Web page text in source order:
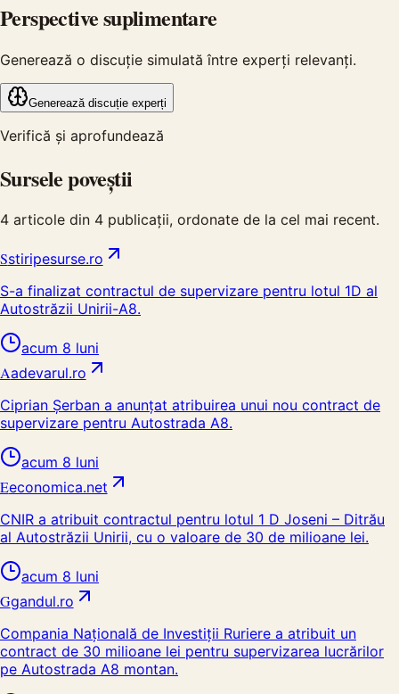
Perspective suplimentare
Generează o discuție simulată între experți relevanți.
Generează discuție experți
Verifică și aprofundează
Sursele poveștii
4 articole din 4 publicații, ordonate de la cel mai recent.
Sstiripesurse.ro
S-a finalizat contractul de supervizare pentru lotul 1D al
Autostrăzii Unirii-A8.
acum 8 luni
Aadevarul.ro
Ciprian Şerban a anunțat atribuirea unui nou contract de
supervizare pentru Autostrada A8.
acum 8 luni
Eeconomica.net
CNIR a atribuit contractul pentru lotul 1 D Joseni – Ditrău
al Autostrăzii Unirii, cu o valoare de 30 de milioane lei.
acum 8 luni
Ggandul.ro
Compania Naţională de Investiţii Ruriere a atribuit un
contract de 30 milioane lei pentru supervizarea lucrărilor
pe Autostrada A8 montan.